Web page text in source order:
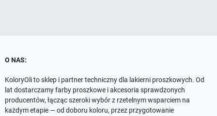
O NAS:
KoloryOli to sklep i partner techniczny dla lakierni proszkowych. Od
lat dostarczamy farby proszkowe i akcesoria sprawdzonych
producentów, łącząc szeroki wybór z rzetelnym wsparciem na
każdym etapie — od doboru koloru, przez przygotowanie